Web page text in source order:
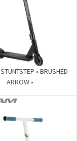
STUNTSTEP • BRUSHED
ARROW •